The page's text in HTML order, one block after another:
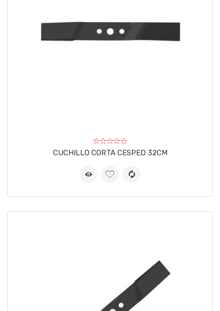
CUCHILLO CORTA CESPED 32CM